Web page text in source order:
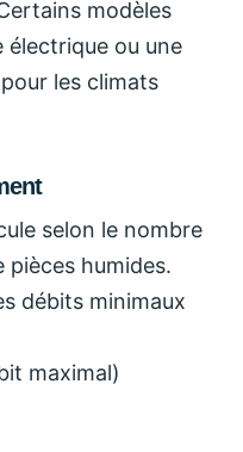
modèles
ou une
les climats
selon le nombre
pièces humides.
débits minimaux
maximal)